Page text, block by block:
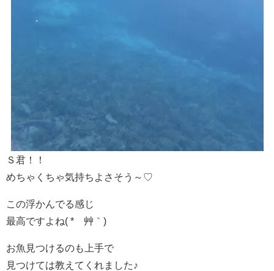
Ｓ君！！
めちゃくちゃ気持ちよさそう～♡
この浮かんでる感じ
最高ですよね( *´艸｀)
お魚見つけるのも上手で
見つけては教えてくれました♪